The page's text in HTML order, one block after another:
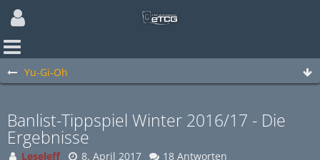
Yu-Gi-Oh
Banlist-Tippspiel Winter 2016/17 - Die
Ergebnisse
Leseleff 8. April 2017
18 Antworten